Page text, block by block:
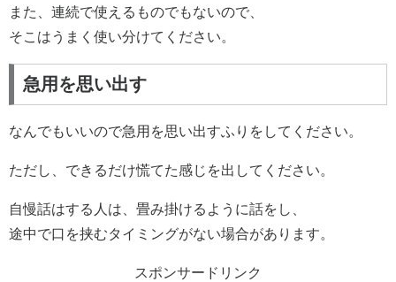
また、連続で使えるものでもないので、
そこはうまく使い分けてください。
急用を思い出す
なんでもいいので急用を思い出すふりをしてください。
ただし、できるだけ慌てた感じを出してください。
自慢話はする人は、畳み掛けるように話をし、
途中で口を挟むタイミングがない場合があります。
スポンサードリンク